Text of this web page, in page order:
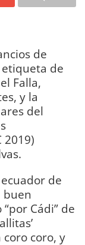
de
de
Falla,
y la
del
2019)
de
buen
Cádi” de
coro, y